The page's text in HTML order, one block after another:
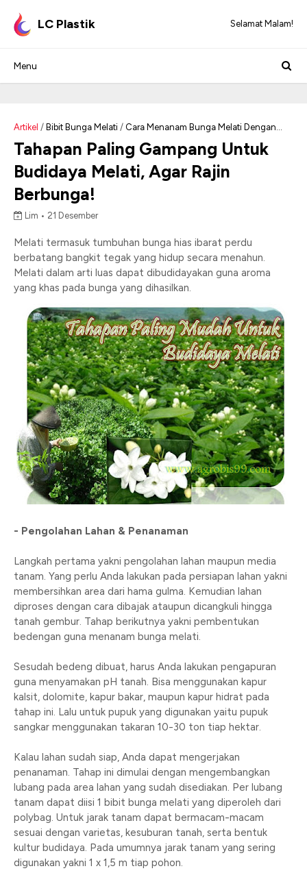
LC Plastik Selamat Malam!
Artikel / Bibit Bunga Melati / Cara Menanam Bunga Melati Dengan
Stek
/ Cara Menanam Bunga Melati Jepang
Cara Merawat Bunga
Melati Mini / Cara Pembibitan Bunga Melati / Menanam Melati Dari
Batang
Tahapan Paling Gampang Untuk
Budidaya Melati, Agar Rajin
Berbunga!
Lim • 21 Desember
Melati termasuk tumbuhan bunga hias ibarat perdu
berbatang bangkit tegak yang hidup secara menahun.
Melati dalam arti luas dapat dibudidayakan guna aroma
yang khas pada bunga yang dihasilkan.
- Pengolahan Lahan & Penanaman
Langkah pertama yakni pengolahan lahan maupun media
tanam. Yang perlu Anda lakukan pada persiapan lahan yakni
membersihkan area dari hama gulma. Kemudian lahan
diproses dengan cara dibajak ataupun dicangkuli hingga
tanah gembur. Tahap berikutnya yakni pembentukan
bedengan guna menanam bunga melati.
Sesudah bedeng dibuat, harus Anda lakukan pengapuran
guna menyamakan pH tanah. Bisa menggunakan kapur
kalsit, dolomite, kapur bakar, maupun kapur hidrat pada
tahap ini. Lalu untuk pupuk yang digunakan yaitu pupuk
sangkar menggunakan takaran 10-30 ton tiap hektar.
Kalau lahan sudah siap, Anda dapat mengerjakan
penanaman. Tahap ini dimulai dengan mengembangkan
lubang pada area lahan yang sudah disediakan. Per lubang
tanam dapat diisi 1 bibit bunga melati yang diperoleh dari
polybag. Untuk jarak tanam dapat bermacam-macam
sesuai dengan varietas, kesuburan tanah, serta bentuk
kultur budidaya. Pada umumnya jarak tanam yang sering
digunakan yakni 1 x 1,5 m tiap pohon.